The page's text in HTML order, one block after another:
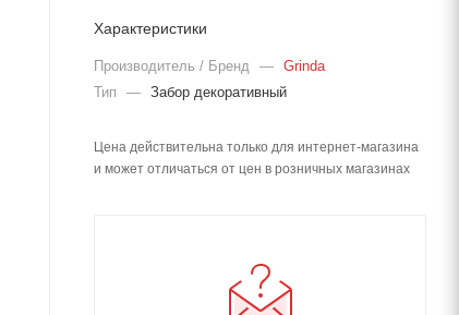
Характеристики
Производитель / Бренд — Grinda
Тип
— Забор декоративный
Цена действительна только для интернет-магазина
и может отличаться от цен в розничных магазинах